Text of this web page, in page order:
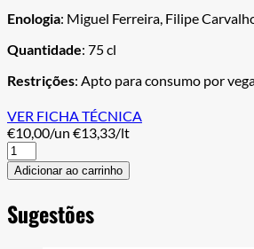
Enologia: Miguel Ferreira, Filipe
Quantidade: 75 cl
Restrições: Apto para consumo por
VER FICHA TÉCNICA
€10,00/un €13,33/lt
Casa
Velha
Reserva
quantity
Adicionar ao carrinho
Sugestões